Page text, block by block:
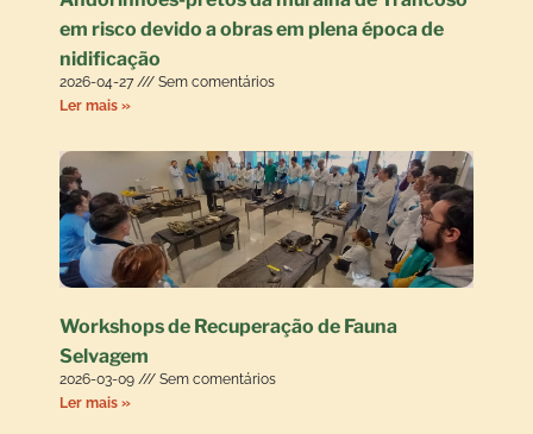
em risco devido a obras em plena época de
nidificação
2026-04-27
Sem comentários
Ler mais »
Workshops de Recuperação de Fauna
Selvagem
2026-03-09
Sem comentários
Ler mais »